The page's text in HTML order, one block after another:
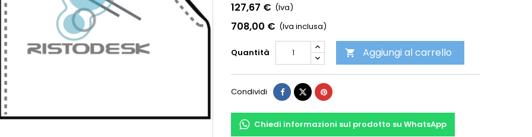
127,67 € (Iva)
708,00 € (Iva inclusa)
Quantità  Aggiungi al carrello
Condividi
Chiedi informazioni sul prodotto su WhatsApp